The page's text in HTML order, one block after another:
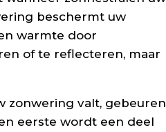
beschermt uw
warmte door
of te reflecteren, maar
zonwering valt, gebeuren
eerste wordt een deel